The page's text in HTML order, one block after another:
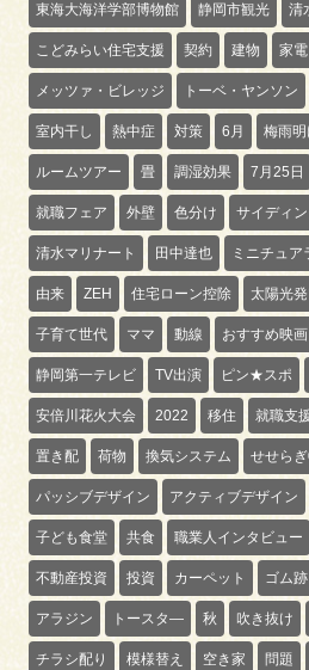
東海大海洋学部博物館 静岡市観光 清
こどみらい住宅支援 契約 建物 家電
メッツァ・ビレッジ トーベ・ヤンソン
室内干し 熱中症 対策 6月 梅雨明
ルームツアー 畳 調湿効果 7月25日
就職フェア 外壁 色分け サイディ
清水マリナート 田中達也 ミニチュア
由来 ZEH 住宅ローン控除 太陽光
子育て世代 ママ 動線 おすすめ映画
静岡第一テレビ TV出演 ピン★スポ
安倍川花火大会 2022 移住 就職支
置き配 荷物 換気システム せせら
パッシブデザイン アクティブデザイン
子ども食堂 共食 職業人インタビュー
不動産投資 投資 カーペット ゴム跡
アラジン トースタ― 秋 吹き抜け
チラシ配り 模様替え 空き家 問題